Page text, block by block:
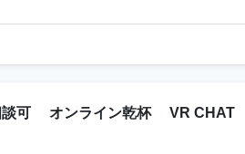
可 オンライン乾杯 VR CHAT